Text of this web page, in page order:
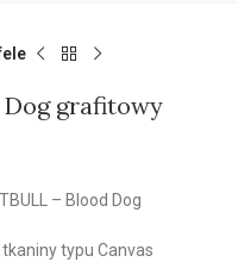
grafitowy
– Blood Dog
typu Canvas